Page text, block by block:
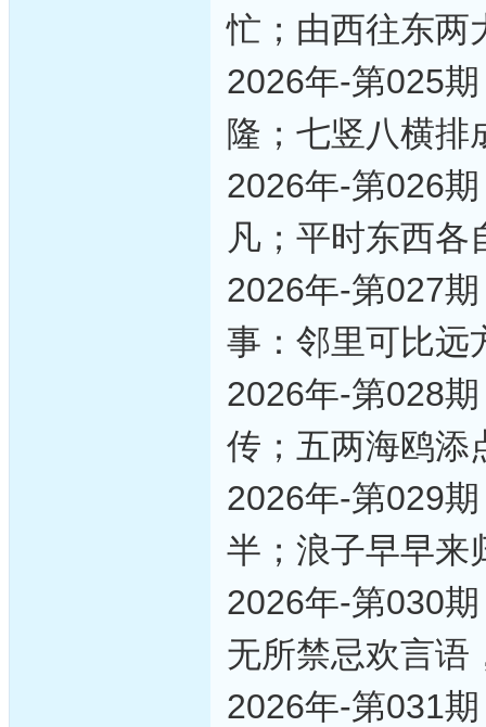
忙；由西往东两
2026年-第025
隆；七竖八横排
2026年-第026
凡；平时东西各
2026年-第027
事：邻里可比远
2026年-第028
传；五两海鸥添
2026年-第029
半；浪子早早来
2026年-第030
无所禁忌欢言语
2026年-第031